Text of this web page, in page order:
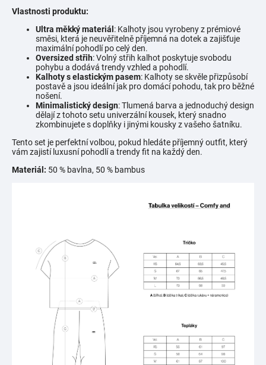
Vlastnosti produktu:
Ultra měkký materiál : Kalhoty jsou vyrobeny z prémiové
směsi, která je neuvěřitelně příjemná na dotek a zajišťuje
maximální pohodlí po celý den.
Oversized střih: Volný střih kalhot poskytuje svobodu
pohybu a dodává trendy vzhled a pohodlí.
Kalhoty s elastickým pasem: Kalhoty se skvěle přizpůsobí
postavě a jsou ideální jak pro domácí pohodu, tak pro běžné
nošení.
Minimalistický design: Tlumená barva a jednoduchý design
dělají z tohoto setu univerzální kousek, který snadno
zkombinujete s doplňky i jinými kousky z vašeho šatníku.
Tento set je perfektní volbou, pokud hledáte příjemný outfit, který
vám zajistí luxusní pohodlí a trendy fit na každý den.
Materiál: 50 % bavlna, 50 % bambus